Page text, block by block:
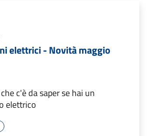
elettrici - Novità maggio
c'è da saper se hai un
elettrico